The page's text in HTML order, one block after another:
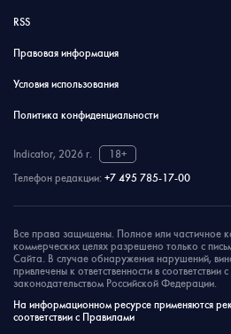
RSS
Правовая информация
Условия использования
Политика конфиденциальности
Indicator, 2026 г.
18+
Телефон редакции: +7 495 785-17-00
Все права защищены. Полное или частичное
коммерческих целях разрешено только с
Сайта. В случае обнаружения нарушений,
привлечены к ответственности в соответствии
законодательством Российской Федерации.
На информационном ресурсе применяются
соответствии с Правилами